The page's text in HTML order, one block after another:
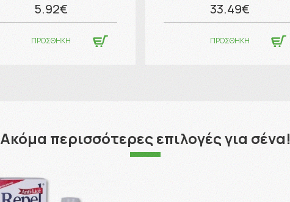
5.92€
ΠΡΟΣΘΗΚΗ
33.49€
ΠΡΟΣΘΗΚΗ
Ακόμα περισσότερες επιλογές για σένα!